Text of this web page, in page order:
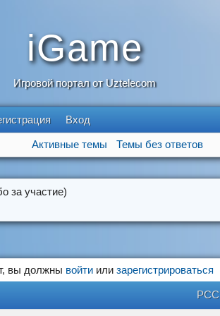
iGame
Игровой портал от Uztelecom
Вход
Активные темы Темы без ответов
за участие)
вы должны войтиили зарегистрироваться
РСС